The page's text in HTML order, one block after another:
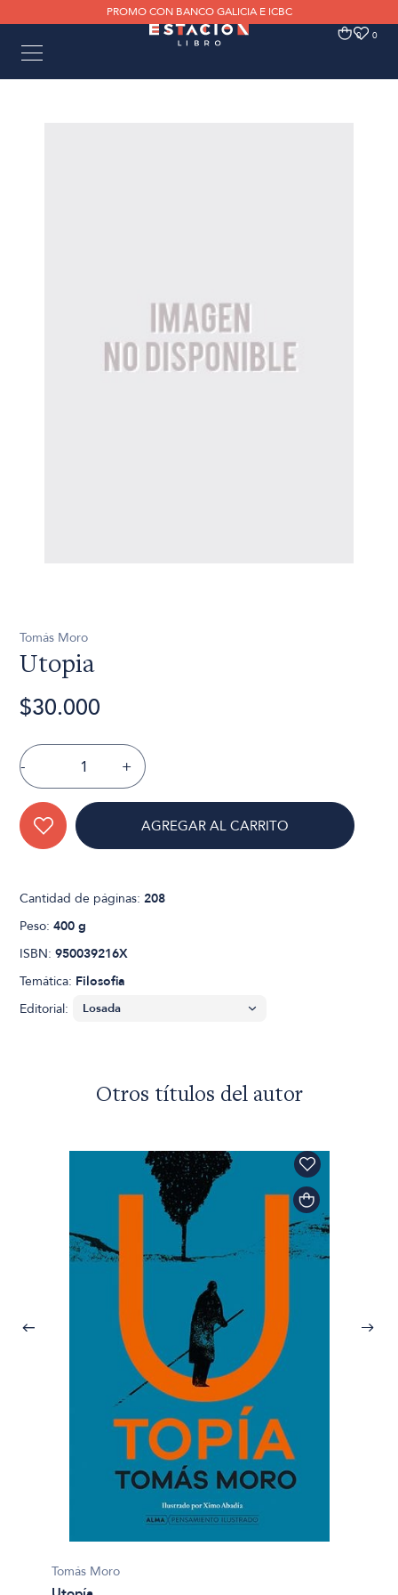
PROMO CON BANCO GALICIA E ICBC
0 0
Tomás Moro
Utopia
$30.000
- +
AGREGAR AL CARRITO
Cantidad de páginas:208
Peso:400 g
ISBN:950039216X
Temática: Filosofia
Editorial:
Otros títulos del autor
Tomás Moro